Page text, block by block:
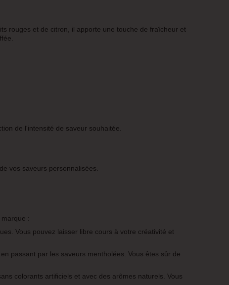
rouges et de citron, il apporte une touche de fraîcheur et
de l'intensité de saveur souhaitée.
vos saveurs personnalisées.
:
Vous pouvez laisser libre cours à votre créativité et
passant par les saveurs mentholées. Vous êtes sûr de
colorants artificiels et avec des arômes naturels. Vous